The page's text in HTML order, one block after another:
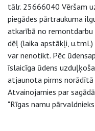
tālr. 25666040 Vēršam
piegādes pārtraukuma
atkarībā no
dēļ (laika apstākļi,
var nenotikt. Pēc
īslaicīga ūdens
atjaunota pirms norādītā
Atvainojamies par
"Rīgas namu